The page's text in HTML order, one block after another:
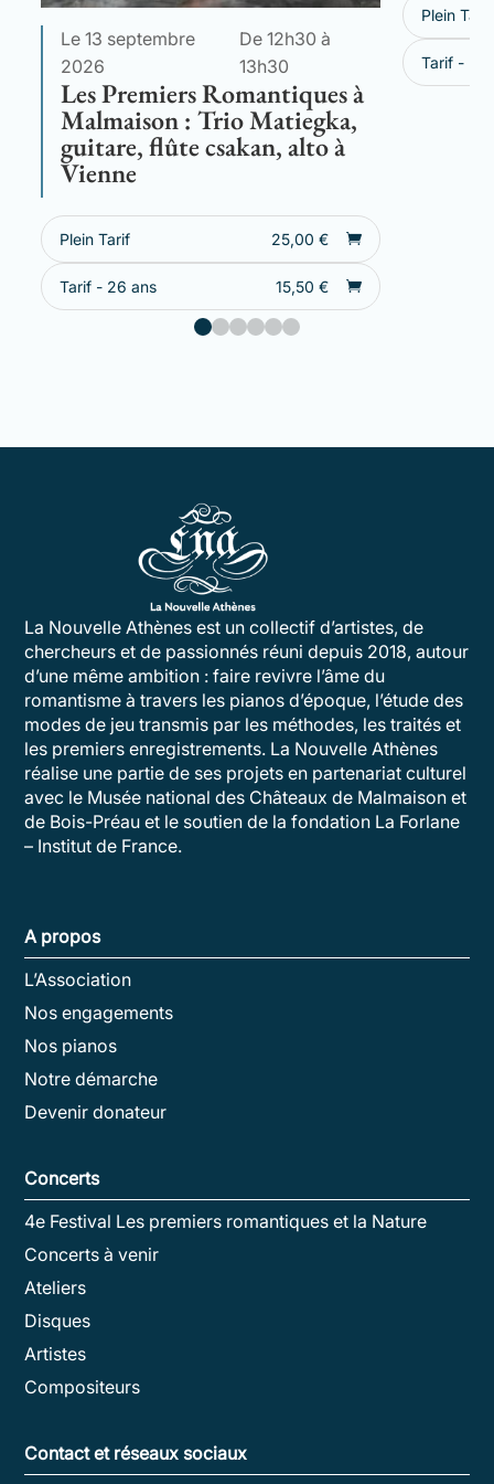
Le 13 septembre
2026
De 12h30 à
13h30
Les Premiers Romantiques à
Malmaison : Trio Matiegka,
guitare, flûte csakan, alto à
Vienne
Plein Tarif 25,00 €
Tarif - 26 ans 15,50 €
Plein Tarif
Tarif - 26
La Nouvelle Athènes est un collectif d’artistes, de
chercheurs et de passionnés réuni depuis 2018, autour
d’une même ambition : faire revivre l’âme du
romantisme à travers les pianos d’époque, l’étude des
modes de jeu transmis par les méthodes, les traités et
les premiers enregistrements. La Nouvelle Athènes
réalise une partie de ses projets en partenariat culturel
avec le Musée national des Châteaux de Malmaison et
de Bois-Préau et le soutien de la fondation La Forlane
– Institut de France.
A propos
L’Association
Nos engagements
Nos pianos
Notre démarche
Devenir donateur
Concerts
4e Festival Les premiers romantiques et la Nature
Concerts à venir
Ateliers
Disques
Artistes
Compositeurs
Contact et réseaux sociaux